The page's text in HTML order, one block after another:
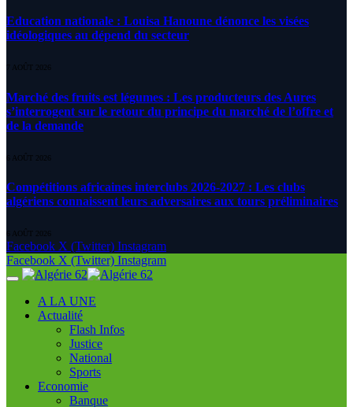
Education nationale : Louisa Hanoune dénonce les visées
idéologiques au dépend du secteur
7 AOÛT 2026
Marché des fruits est légumes : Les producteurs des Aures
s’interrogent sur le retour du principe du marché de l’offre et
de la demande
6 AOÛT 2026
Compétitions africaines interclubs 2026-2027 : Les clubs
algériens connaissent leurs adversaires aux tours préliminaires
6 AOÛT 2026
Facebook X (Twitter) Instagram
Facebook X (Twitter) Instagram
A LA UNE
Actualité
Flash Infos
Justice
National
Sports
Economie
Banque